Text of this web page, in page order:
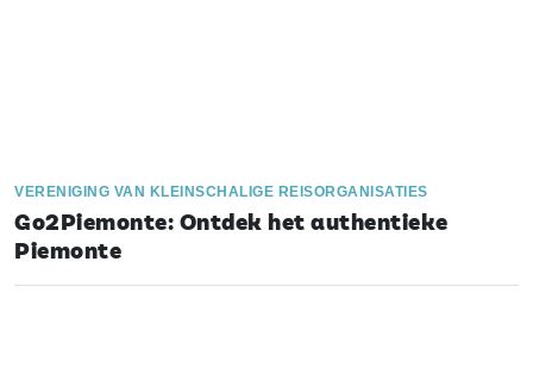
VERENIGING VAN KLEINSCHALIGE REISORGANISATIES
Go2Piemonte: Ontdek het authentieke
Piemonte